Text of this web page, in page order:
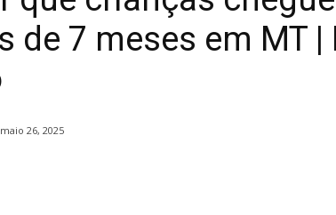
de 7 meses em MT |
maio 26, 2025